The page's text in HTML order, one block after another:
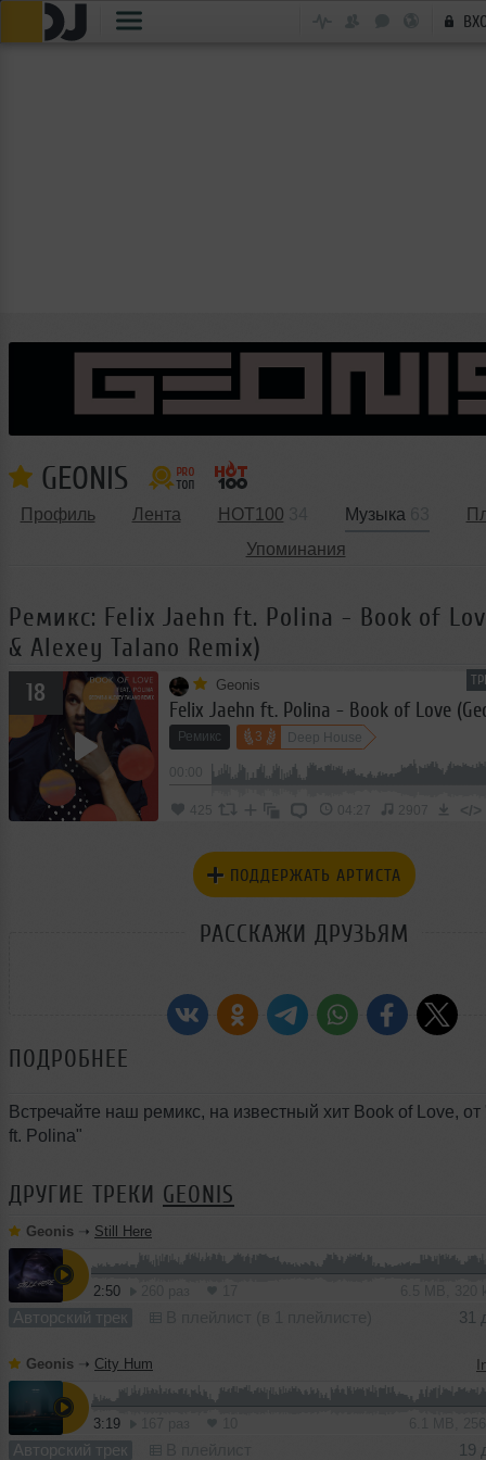
GEONIS
Профиль Лента HOT100 Музыка
Упоминания
Ремикс: Felix Jaehn ft. Polina - Book of
& Alexey Talano Remix)
18 Geonis
Ремикс 3 Deep House
425 04:27 2907 </>
ПОДДЕРЖАТЬ АРТИСТА
РАССКАЖИ ДРУЗЬЯМ
ПОДРОБНЕЕ
Встречайте наш ремикс, на известный хит Book of Love,
ft. Polina"
ДРУГИЕ ТРЕКИ GEONIS
Geonis ➝ Still Here
2:50
Авторский трек 31
Geonis ➝ City Hum
3:19
Авторский трек 19